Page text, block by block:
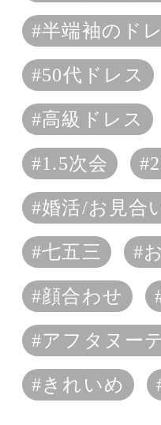
#半端袖のド
#50代ドレス
#高級ドレス
#1.5次会
#婚活/お見合
#七五三 #
#顔合わせ
#アフタヌー
#きれいめ